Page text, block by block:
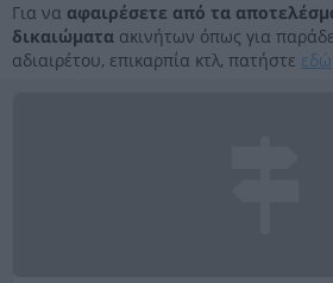
Για να αφαιρέσετε από τα
δικαιώματα ακινήτων όπως για
αδιαιρέτου, επικαρπία κτλ, πατήστε εδώ